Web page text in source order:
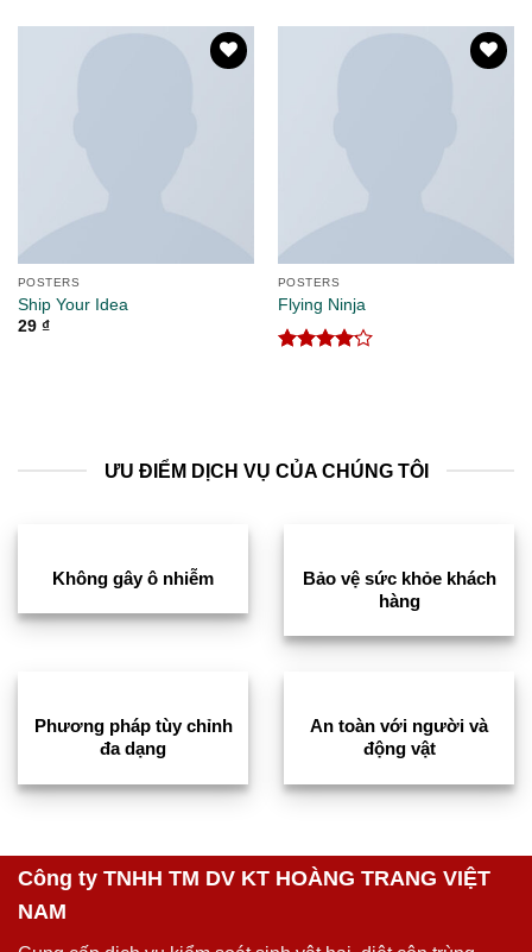
POSTERS
Ship Your Idea
29 ₫
POSTERS
Flying Ninja
ƯU ĐIỂM DỊCH VỤ CỦA CHÚNG TÔI
Không gây ô nhiễm
Bảo vệ sức khỏe khách
hàng
Phương pháp tùy chỉnh
đa dạng
An toàn với người và
động vật
Công ty TNHH TM DV KT HOÀNG TRANG VIỆT
NAM